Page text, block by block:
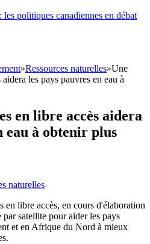
politiques canadiennes en débat
»Ressources naturelles»Une
les pays pauvres en eau à
en libre accès aidera
eau à obtenir plus
naturelles
en libre accès, en cours d'élaboration
satellite pour aider les pays
et en Afrique du Nord à mieux